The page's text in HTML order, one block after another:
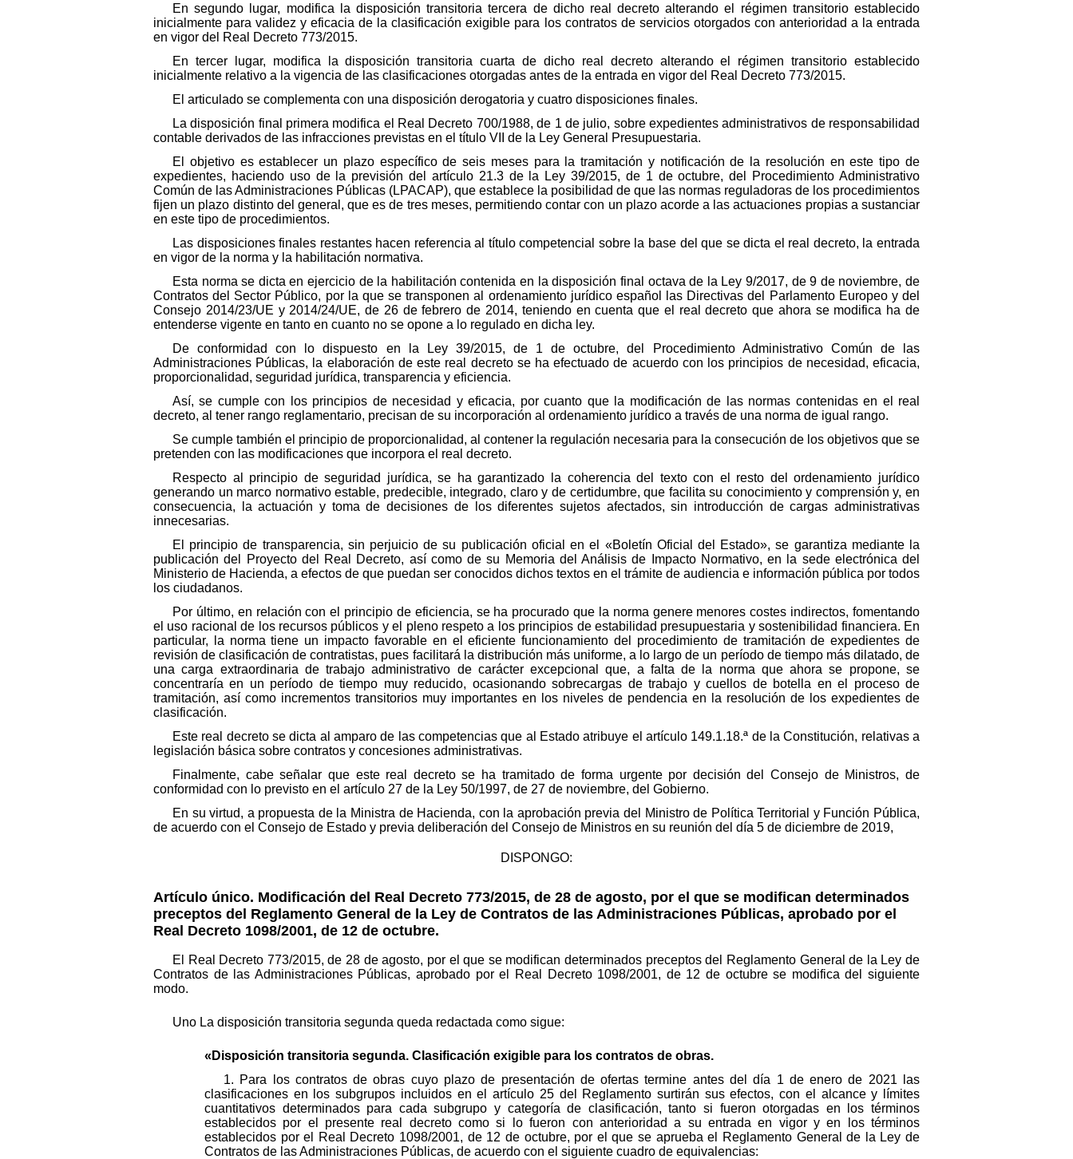
En segundo lugar, modifica la disposición transitoria tercera de dicho real decreto alterando el régimen transitorio establecido
inicialmente para validez y eficacia de la clasificación exigible para los contratos de servicios otorgados con anterioridad a la entrada
en vigor del Real Decreto 773/2015.
En tercer lugar, modifica la disposición transitoria cuarta de dicho real decreto alterando el régimen transitorio establecido
inicialmente relativo a la vigencia de las clasificaciones otorgadas antes de la entrada en vigor del Real Decreto 773/2015.
El articulado se complementa con una disposición derogatoria y cuatro disposiciones finales.
La disposición final primera modifica el Real Decreto 700/1988, de 1 de julio, sobre expedientes administrativos de responsabilidad
contable derivados de las infracciones previstas en el título VII de la Ley General Presupuestaria.
El objetivo es establecer un plazo específico de seis meses para la tramitación y notificación de la resolución en este tipo de
expedientes, haciendo uso de la previsión del artículo 21.3 de la Ley 39/2015, de 1 de octubre, del Procedimiento Administrativo
Común de las Administraciones Públicas (LPACAP), que establece la posibilidad de que las normas reguladoras de los procedimientos
fijen un plazo distinto del general, que es de tres meses, permitiendo contar con un plazo acorde a las actuaciones propias a sustanciar
en este tipo de procedimientos.
Las disposiciones finales restantes hacen referencia al título competencial sobre la base del que se dicta el real decreto, la entrada
en vigor de la norma y la habilitación normativa.
Esta norma se dicta en ejercicio de la habilitación contenida en la disposición final octava de la Ley 9/2017, de 9 de noviembre, de
Contratos del Sector Público, por la que se transponen al ordenamiento jurídico español las Directivas del Parlamento Europeo y del
Consejo 2014/23/UE y 2014/24/UE, de 26 de febrero de 2014, teniendo en cuenta que el real decreto que ahora se modifica ha de
entenderse vigente en tanto en cuanto no se opone a lo regulado en dicha ley.
De conformidad con lo dispuesto en la Ley 39/2015, de 1 de octubre, del Procedimiento Administrativo Común de las
Administraciones Públicas, la elaboración de este real decreto se ha efectuado de acuerdo con los principios de necesidad, eficacia,
proporcionalidad, seguridad jurídica, transparencia y eficiencia.
Así, se cumple con los principios de necesidad y eficacia, por cuanto que la modificación de las normas contenidas en el real
decreto, al tener rango reglamentario, precisan de su incorporación al ordenamiento jurídico a través de una norma de igual rango.
Se cumple también el principio de proporcionalidad, al contener la regulación necesaria para la consecución de los objetivos que se
pretenden con las modificaciones que incorpora el real decreto.
Respecto al principio de seguridad jurídica, se ha garantizado la coherencia del texto con el resto del ordenamiento jurídico
generando un marco normativo estable, predecible, integrado, claro y de certidumbre, que facilita su conocimiento y comprensión y, en
consecuencia, la actuación y toma de decisiones de los diferentes sujetos afectados, sin introducción de cargas administrativas
innecesarias.
El principio de transparencia, sin perjuicio de su publicación oficial en el «Boletín Oficial del Estado», se garantiza mediante la
publicación del Proyecto del Real Decreto, así como de su Memoria del Análisis de Impacto Normativo, en la sede electrónica del
Ministerio de Hacienda, a efectos de que puedan ser conocidos dichos textos en el trámite de audiencia e información pública por todos
los ciudadanos.
Por último, en relación con el principio de eficiencia, se ha procurado que la norma genere menores costes indirectos, fomentando
el uso racional de los recursos públicos y el pleno respeto a los principios de estabilidad presupuestaria y sostenibilidad financiera. En
particular, la norma tiene un impacto favorable en el eficiente funcionamiento del procedimiento de tramitación de expedientes de
revisión de clasificación de contratistas, pues facilitará la distribución más uniforme, a lo largo de un período de tiempo más dilatado, de
una carga extraordinaria de trabajo administrativo de carácter excepcional que, a falta de la norma que ahora se propone, se
concentraría en un período de tiempo muy reducido, ocasionando sobrecargas de trabajo y cuellos de botella en el proceso de
tramitación, así como incrementos transitorios muy importantes en los niveles de pendencia en la resolución de los expedientes de
clasificación.
Este real decreto se dicta al amparo de las competencias que al Estado atribuye el artículo 149.1.18.ª de la Constitución, relativas a
legislación básica sobre contratos y concesiones administrativas.
Finalmente, cabe señalar que este real decreto se ha tramitado de forma urgente por decisión del Consejo de Ministros, de
conformidad con lo previsto en el artículo 27 de la Ley 50/1997, de 27 de noviembre, del Gobierno.
En su virtud, a propuesta de la Ministra de Hacienda, con la aprobación previa del Ministro de Política Territorial y Función Pública,
de acuerdo con el Consejo de Estado y previa deliberación del Consejo de Ministros en su reunión del día 5 de diciembre de 2019,
DISPONGO:
Artículo único. Modificación del Real Decreto 773/2015, de 28 de agosto, por el que se modifican determinados
preceptos del Reglamento General de la Ley de Contratos de las Administraciones Públicas, aprobado por el
Real Decreto 1098/2001, de 12 de octubre.
El Real Decreto 773/2015, de 28 de agosto, por el que se modifican determinados preceptos del Reglamento General de la Ley de
Contratos de las Administraciones Públicas, aprobado por el Real Decreto 1098/2001, de 12 de octubre se modifica del siguiente
modo.
Uno La disposición transitoria segunda queda redactada como sigue:
«Disposición transitoria segunda. Clasificación exigible para los contratos de obras.
1. Para los contratos de obras cuyo plazo de presentación de ofertas termine antes del día 1 de enero de 2021 las
clasificaciones en los subgrupos incluidos en el artículo 25 del Reglamento surtirán sus efectos, con el alcance y límites
cuantitativos determinados para cada subgrupo y categoría de clasificación, tanto si fueron otorgadas en los términos
establecidos por el presente real decreto como si lo fueron con anterioridad a su entrada en vigor y en los términos
establecidos por el Real Decreto 1098/2001, de 12 de octubre, por el que se aprueba el Reglamento General de la Ley de
Contratos de las Administraciones Públicas, de acuerdo con el siguiente cuadro de equivalencias: